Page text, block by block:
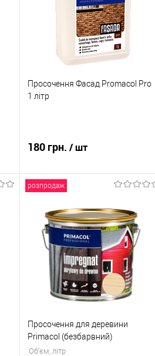
До обраного
В наявності
Просочення Фасад Promacol Pro
1 літр
180 грн. / шт
Купити в 1 клік
Порівняння
До обраного
В наявності
розпродаж
Просочення для деревини
Primacol (безбарвний)
Об'єм, літр